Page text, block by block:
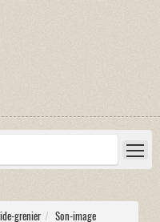
grenier
Son-image